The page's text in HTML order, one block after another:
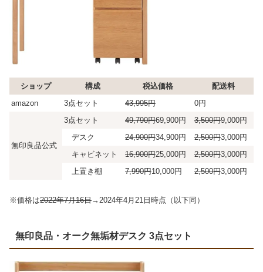
ショップ 構成 税込価格
配送料
amazon
3点セット 43,995円 0円
無印良品公式
3点セット 49,790円69,900円 3,500円9,000円
デスク
24,900円34,900円 2,500円3,000円
キャビネット
16,900円25,000円 2,500円3,000円
上置き棚
7,990円10,000円 2,500円3,000円
※価格は2022年7月16日→2024年4月21日時点（以下同）
無印良品・オーク無垢材デスク 3点セット